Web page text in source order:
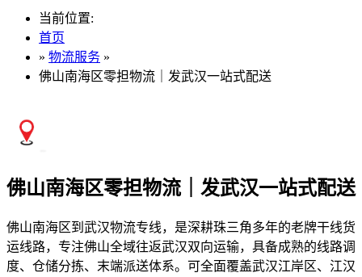
当前位置:
首页
» 物流服务 »
佛山南海区零担物流｜发武汉一站式配送
佛山南海区零担物流｜发武汉一站式配送
佛山南海区到武汉物流专线，是深耕珠三角多年的老牌干线货
运线路，专注佛山全域往返武汉双向运输，具备成熟的线路调
度、仓储分拣、末端派送体系。可全面覆盖武汉江岸区、江汉